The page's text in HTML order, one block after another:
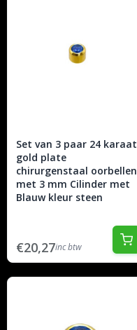
Set van 3 paar 24 karaat
gold plate
chirurgenstaal oorbellen
met 3 mm Cilinder met
Blauw kleur steen
€20,27inc btw